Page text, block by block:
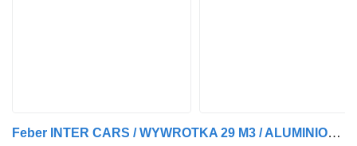
Feber INTER CARS / WYWROTKA 29 M3 / ALUMINIOWA / RYNNA / OŚ PODNOSZON